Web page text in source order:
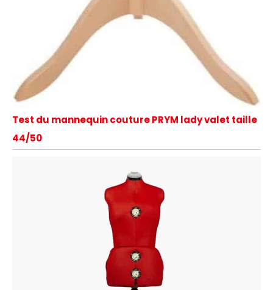
Test du mannequin couture PRYM lady valet taille
44/50